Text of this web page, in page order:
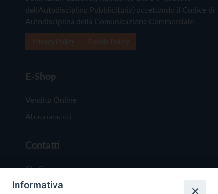
dell'Autodisciplina Pubblicitaria) accettando il Codice di
Autodisciplina della Comunicazione Commerciale
E-Shop
Vendita Online
Abbonamenti
Contatti
Chi Siamo
Redazione
Informativa